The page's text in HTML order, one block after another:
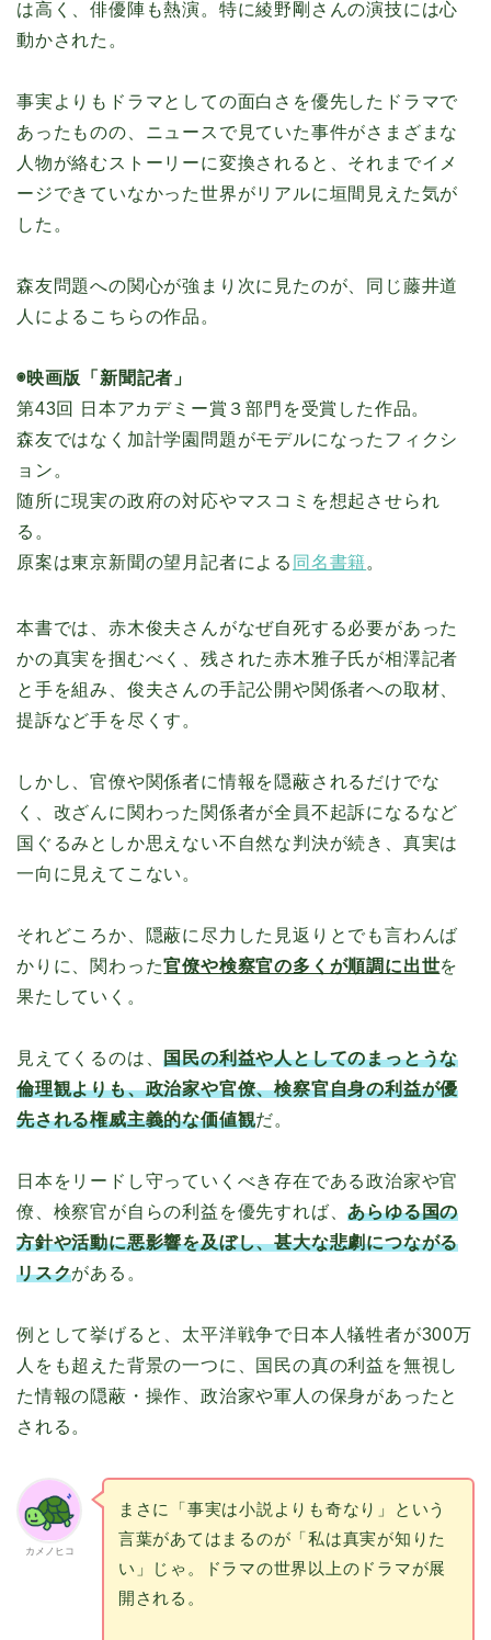
は高く、俳優陣も熱演。特に綾野剛さんの演技には心
動かされた。
事実よりもドラマとしての面白さを優先したドラマで
あったものの、ニュースで見ていた事件がさまざまな
人物が絡むストーリーに変換されると、それまでイメ
ージできていなかった世界がリアルに垣間見えた気が
した。
森友問題への関心が強まり次に見たのが、同じ藤井道
人によるこちらの作品。
◉映画版「新聞記者」
第43回 日本アカデミー賞３部門を受賞した作品。
森友ではなく加計学園問題がモデルになったフィクシ
ョン。
随所に現実の政府の対応やマスコミを想起させられ
る。
原案は東京新聞の望月記者による 同名書籍。
本書では、赤木俊夫さんがなぜ自死する必要があった
かの真実を掴むべく、残された赤木雅子氏が相澤記者
と手を組み、俊夫さんの手記公開や関係者への取材、
提訴など手を尽くす。
しかし、官僚や関係者に情報を隠蔽されるだけでな
く、改ざんに関わった関係者が全員不起訴になるなど
国ぐるみとしか思えない不自然な判決が続き、真実は
一向に見えてこない。
それどころか、隠蔽に尽力した見返りとでも言わんば
かりに、関わった官僚や検察官の多くが順調に出世を
果たしていく。
見えてくるのは、国民の利益や人としてのまっとうな
倫理観よりも、政治家や官僚、検察官自身の利益が優
先される権威主義的な価値観だ。
日本をリードし守っていくべき存在である政治家や官
僚、検察官が自らの利益を優先すれば、あらゆる国の
方針や活動に悪影響を及ぼし、甚大な悲劇につながる
リスクがある。
例として挙げると、太平洋戦争で日本人犠牲者が300万
人をも超えた背景の一つに、国民の真の利益を無視し
た情報の隠蔽・操作、政治家や軍人の保身があったと
される。
カメノヒコ
まさに「事実は小説よりも奇なり」という
言葉があてはまるのが「私は真実が知りた
い」じゃ。ドラマの世界以上のドラマが展
開される。